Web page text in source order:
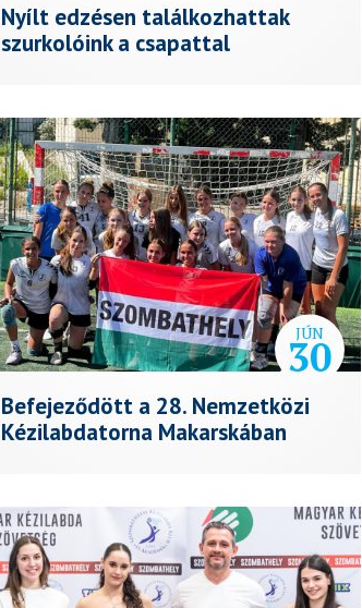
Nyílt edzésen találkozhattak
szurkolóink a csapattal
JÚN
30
Befejeződött a 28. Nemzetközi
Kézilabdatorna Makarskában
Marija Simic
NB I Felnőtt 2025/26